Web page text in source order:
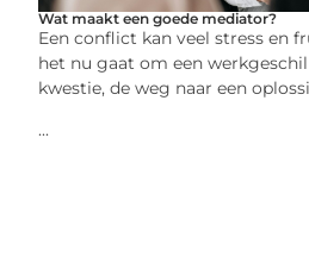
Wat maakt een goede mediator?
Een conflict kan veel stress en
het nu gaat om een
kwestie, de weg naar een
...